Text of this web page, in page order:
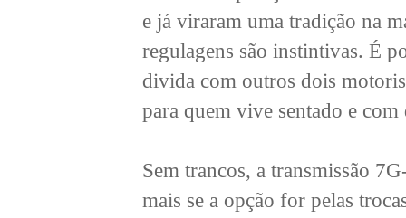
e já viraram uma tradição na
regulagens são instintivas. É
divida com outros dois
para quem vive sentado e com
Sem trancos, a transmissão
mais se a opção for pelas